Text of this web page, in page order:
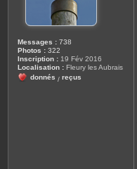
Messages : 738
Photos : 322
Inscription : 19 Fév 2016
Localisation : Fleury les Aubrais
donnés / reçus